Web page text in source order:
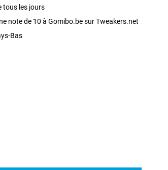
tous les jours
note de 10 à Gomibo.be sur Tweakers.net
Bas